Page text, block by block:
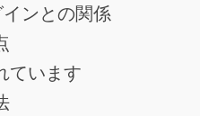
ンとの関係
ています